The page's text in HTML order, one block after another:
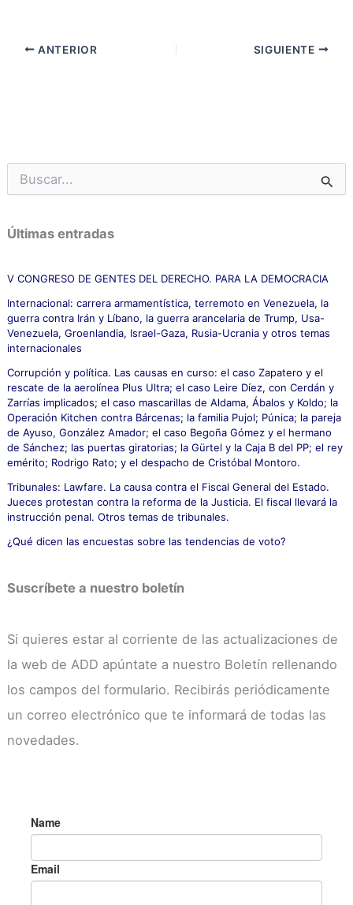
ANTERIOR SIGUIENTE
u
c
a
p
r
:
Últimas entradas
V CONGRESO DE GENTES DEL DERECHO. PARA LA DEMOCRACIA
Internacional: carrera armamentística, terremoto en Venezuela, la
guerra contra Irán y Líbano, la guerra arancelaria de Trump, Usa-
Venezuela, Groenlandia, Israel-Gaza, Rusia-Ucrania y otros temas
internacionales
Corrupción y política. Las causas en curso: el caso Zapatero y el
rescate de la aerolínea Plus Ultra; el caso Leire Díez, con Cerdán y
Zarrías implicados; el caso mascarillas de Aldama, Ábalos y Koldo; la
Operación Kitchen contra Bárcenas; la familia Pujol; Púnica; la pareja
de Ayuso, González Amador; el caso Begoña Gómez y el hermano
de Sánchez; las puertas giratorias; la Gürtel y la Caja B del PP; el rey
emérito; Rodrigo Rato; y el despacho de Cristóbal Montoro.
Tribunales: Lawfare. La causa contra el Fiscal General del Estado.
Jueces protestan contra la reforma de la Justicia. El fiscal llevará la
instrucción penal. Otros temas de tribunales.
¿Qué dicen las encuestas sobre las tendencias de voto?
Suscríbete a nuestro boletín
Si quieres estar al corriente de las actualizaciones de
la web de ADD apúntate a nuestro Boletín rellenando
los campos del formulario. Recibirás periódicamente
un correo electrónico que te informará de todas las
novedades.